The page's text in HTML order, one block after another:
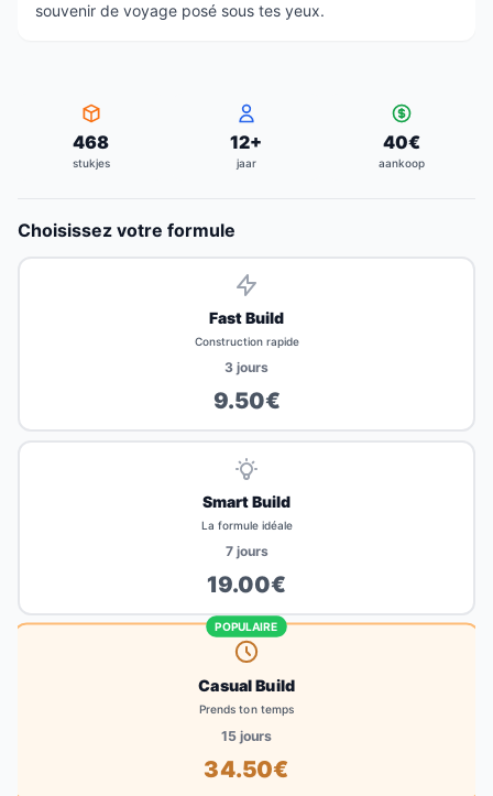
souvenir de voyage posé sous tes yeux.
468
stukjes
12+
jaar
40€
aankoop
Choisissez votre formule
Fast Build
Construction rapide
3 jours
9.50€
Smart Build
La formule idéale
7jours
19.00€
POPULAIRE
Casual Build
Prends ton temps
15jours
34.50€